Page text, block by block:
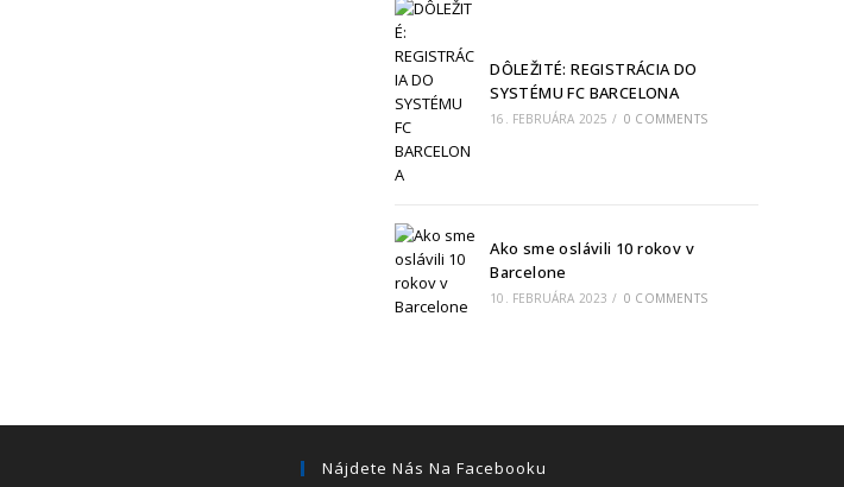
DÔLEŽITÉ: REGISTRÁCIA DO
SYSTÉMU FC BARCELONA
16. FEBRUÁRA 2025 / 0 COMMENTS
Ako sme oslávili 10 rokov v
Barcelone
10. FEBRUÁRA 2023 / 0 COMMENTS
Nájdete Nás Na Facebooku